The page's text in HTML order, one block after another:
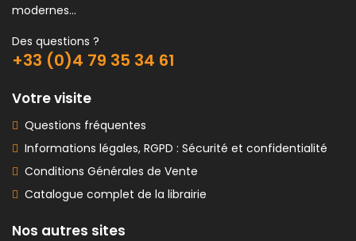
modernes...
Des questions ?
+33 (0)4 79 35 34 61
Votre visite
Questions fréquentes
Informations légales, RGPD : Sécurité et confidentialité
Conditions Générales de Vente
Catalogue complet de la librairie
Nos autres sites